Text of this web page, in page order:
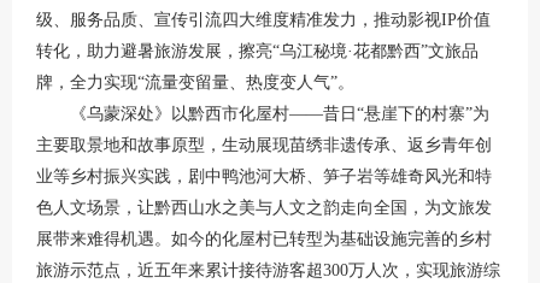
级、服务品质、宣传引流四大维度精准发力，推动影视IP价值
转化，助力避暑旅游发展，擦亮“乌江秘境·花都黔西”文旅品
牌，全力实现“流量变留量、热度变人气”。
《乌蒙深处》以黔西市化屋村——昔日“悬崖下的村寨”为
主要取景地和故事原型，生动展现苗绣非遗传承、返乡青年创
业等乡村振兴实践，剧中鸭池河大桥、笋子岩等雄奇风光和特
色人文场景，让黔西山水之美与人文之韵走向全国，为文旅发
展带来难得机遇。如今的化屋村已转型为基础设施完善的乡村
旅游示范点，近五年来累计接待游客超300万人次，实现旅游综